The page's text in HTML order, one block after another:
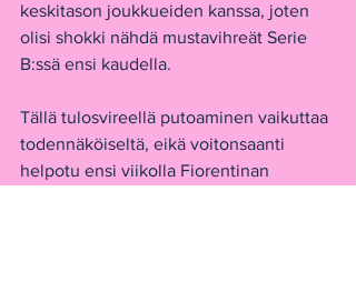
keskitason joukkueiden kanssa, joten
olisi shokki nähdä mustavihreät Serie
B:ssä ensi kaudella.
Tällä tulosvireellä putoaminen vaikuttaa
todennäköiseltä, eikä voitonsaanti
helpotu ensi viikolla Fiorentinan